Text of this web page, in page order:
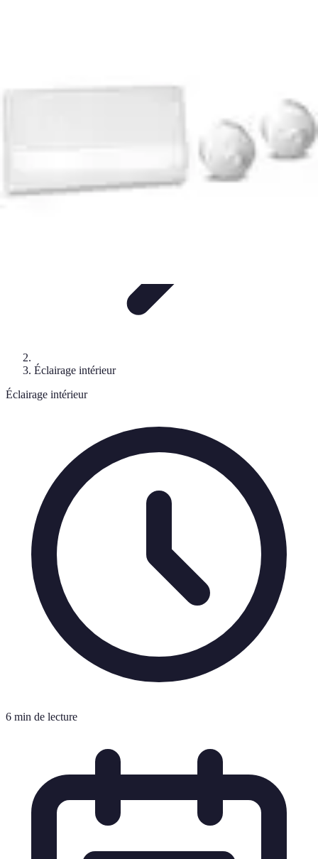
Éclairage intérieur
Éclairage intérieur
6 min de lecture